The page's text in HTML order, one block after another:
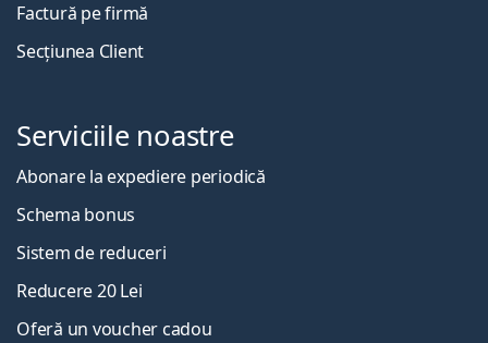
Factură pe firmă
Secțiunea Client
Serviciile noastre
Abonare la expediere periodică
Schema bonus
Sistem de reduceri
Reducere 20 Lei
Oferă un voucher cadou